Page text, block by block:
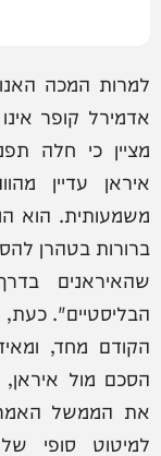
למרות המכה
אדמירל קופר
מציין כי חלה
איראן עדיין
שהאיראנים
הבליסטיים".
הקודם מחד,
הסכם מול
את הממשל
למיטוט סופי